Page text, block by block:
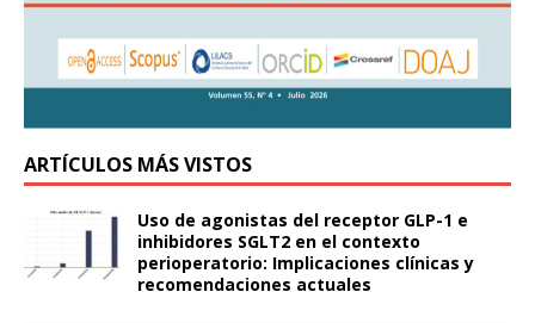
ARTÍCULOS MÁS VISTOS
Uso de agonistas del receptor GLP-1 e
inhibidores SGLT2 en el contexto
perioperatorio: Implicaciones clínicas y
recomendaciones actuales